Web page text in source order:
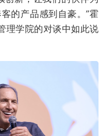
的产品感到自豪。”霍
理学院的对谈中如此说